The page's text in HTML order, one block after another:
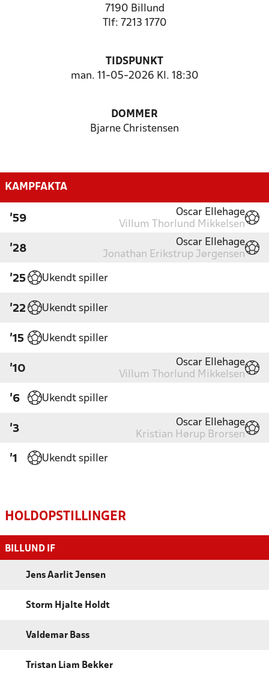
7190 Billund
Tlf: 7213 1770
TIDSPUNKT
man. 11-05-2026 Kl. 18:30
DOMMER
Bjarne Christensen
KAMPFAKTA
'59
Oscar Ellehage
Villum Thorlund Mikkelsen
'28
Oscar Ellehage
Jonathan Erikstrup Jørgensen
'25 Ukendt spiller
'22 Ukendt spiller
'15 Ukendt spiller
'10
Oscar Ellehage
Villum Thorlund Mikkelsen
'6 Ukendt spiller
'3
Oscar Ellehage
Kristian Hørup Brorsen
'1 Ukendt spiller
HOLDOPSTILLINGER
BILLUND IF
Jens Aarlit Jensen
Storm Hjalte Holdt
Valdemar Bass
Tristan Liam Bekker